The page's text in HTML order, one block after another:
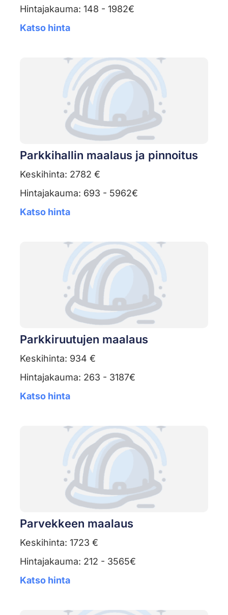
Hintajakauma: 148 - 1982€
Katso hinta
Parkkihallin maalaus ja pinnoitus
Keskihinta: 2782 €
Hintajakauma: 693 - 5962€
Katso hinta
Parkkiruutujen maalaus
Keskihinta: 934 €
Hintajakauma: 263 - 3187€
Katso hinta
Parvekkeen maalaus
Keskihinta: 1723 €
Hintajakauma: 212 - 3565€
Katso hinta